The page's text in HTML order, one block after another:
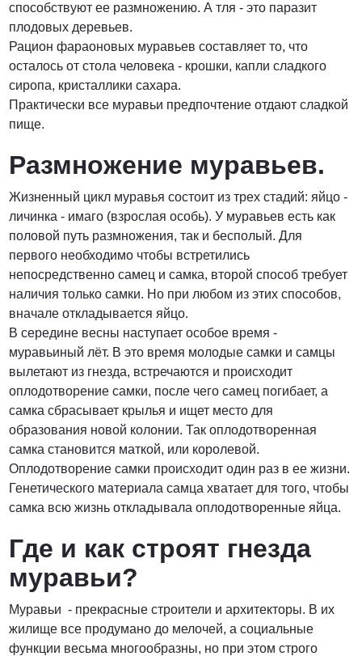
способствуют ее размножению. А тля - это паразит
плодовых деревьев.
Рацион фараоновых муравьев составляет то, что
осталось от стола человека - крошки, капли сладкого
сиропа, кристаллики сахара.
Практически все муравьи предпочтение отдают сладкой
пище.
Размножение муравьев.
Жизненный цикл муравья состоит из трех стадий: яйцо -
личинка - имаго (взрослая особь). У муравьев есть как
половой путь размножения, так и бесполый. Для
первого необходимо чтобы встретились
непосредственно самец и самка, второй способ требует
наличия только самки. Но при любом из этих способов,
вначале откладывается яйцо.
В середине весны наступает особое время -
муравьиный лёт. В это время молодые самки и самцы
вылетают из гнезда, встречаются и происходит
оплодотворение самки, после чего самец погибает, а
самка сбрасывает крылья и ищет место для
образования новой колонии. Так оплодотворенная
самка становится маткой, или королевой.
Оплодотворение самки происходит один раз в ее жизни.
Генетического материала самца хватает для того, чтобы
самка всю жизнь откладывала оплодотворенные яйца.
Где и как строят гнезда
муравьи?
Муравьи - прекрасные строители и архитекторы. В их
жилище все продумано до мелочей, а социальные
функции весьма многообразны, но при этом строго